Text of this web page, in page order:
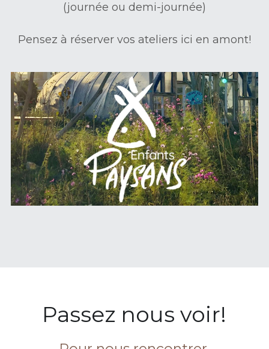
(journée ou demi-journée)
Pensez à réserver vos ateliers ici en amont!
Passez nous voir!